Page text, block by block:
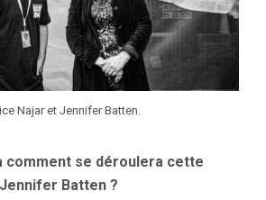
Najar et Jennifer Batten.
comment se déroulera cette
Batten ?